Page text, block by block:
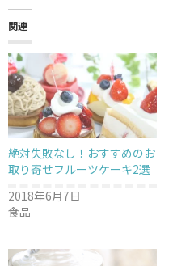
t
で
共
有
(
新
し
い
ウ
ィ
ン
ド
で
開
有
す
に
は
ク
リ
ッ
ク
し
て
く
だ
さ
(
新
e
+
で
共
有
(
新
い
ウ
ィ
ン
関連
絶対失敗なし！おすすめのお
取り寄せフルーツケーキ2選
2018年6月7日
食品